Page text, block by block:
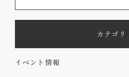
カテゴリ
イベント情報